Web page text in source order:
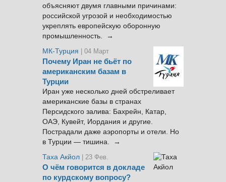
объясняют двумя главными причинами:
российской угрозой и необходимостью
укреплять европейскую оборонную
промышленность. →
МК-Турция
| 04 Март
Почему Иран не бьёт по
американским базам в
Турции
Иран уже несколько дней обстреливает
американские базы в странах
Персидского залива: Бахрейн, Катар,
ОАЭ, Кувейт, Иордания и другие.
Пострадали даже аэропорты и отели. Но
в Турции — тишина. →
Таха Акйол | 23 Фев.
О чём говорится в докладе
по курдскому вопросу?